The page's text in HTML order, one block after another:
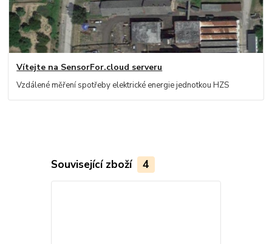
Vítejte na SensorFor.cloud serveru
Vzdálené měření spotřeby elektrické energie jednotkou HZS
Související zboží 4